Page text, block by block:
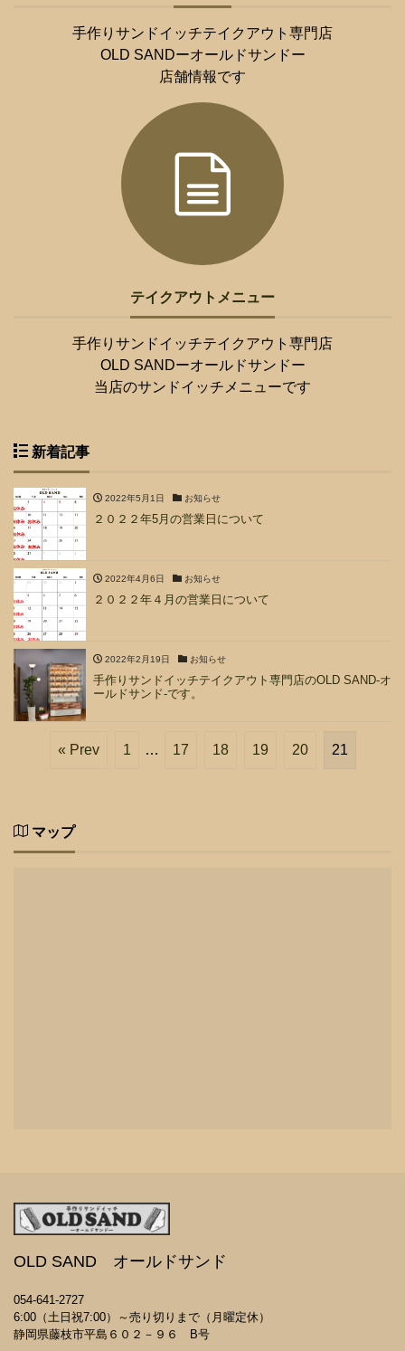
手作りサンドイッチテイクアウト専門店
OLD SANDーオールドサンドー
店舗情報です
テイクアウトメニュー
手作りサンドイッチテイクアウト専門店
OLD SANDーオールドサンドー
当店のサンドイッチメニューです
新着記事
2022年5月1日 お知らせ
２０２２年5月の営業日について
2022年4月6日 お知らせ
２０２２年４月の営業日について
2022年2月19日 お知らせ
手作りサンドイッチテイクアウト専門店のOLD SAND-オ
ールドサンド-です。
« Prev 1 … 17 18 19 20 21
マップ
OLD SAND オールドサンド
054-641-2727
6:00（土日祝7:00）～売り切りまで（月曜定休）
静岡県藤枝市平島６０２－９６ B号